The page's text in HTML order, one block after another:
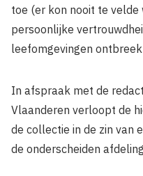
toe (er kon nooit te
persoonlijke
leefomgevingen
In afspraak met de
Vlaanderen verloopt de
de collectie in de zin van
de onderscheiden